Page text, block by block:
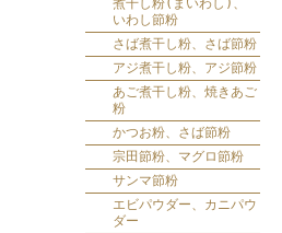
煮干し粉(まいわし)、
いわし節粉
さば煮干し粉、さば節粉
アジ煮干し粉、アジ節粉
あご煮干し粉、焼きあご
粉
かつお粉、さば節粉
宗田節粉、マグロ節粉
サンマ節粉
エビパウダー、カニパウ
ダー